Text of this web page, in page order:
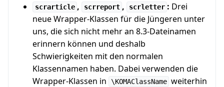
scrarticle , scrreport , scrletter : Drei
neue Wrapper-Klassen für die Jüngeren unter
uns, die sich nicht mehr an 8.3-Dateinamen
erinnern können und deshalb
Schwierigkeiten mit den normalen
Klassennamen haben. Dabei verwenden die
Wrapper-Klassen in
\KOMAClassName weiterhin